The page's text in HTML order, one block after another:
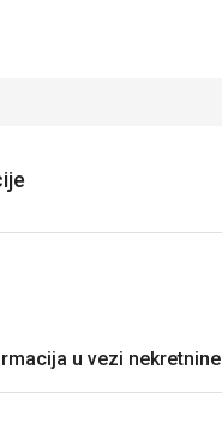
u vezi nekretnine